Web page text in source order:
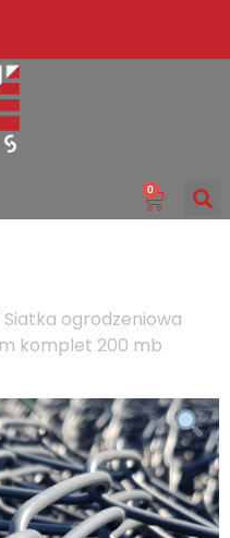
0
ogrodzeniowa
komplet 200 mb